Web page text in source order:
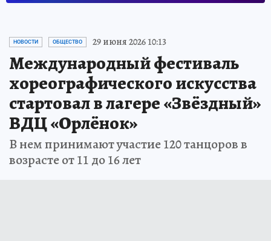
НОВОСТИ ОБЩЕСТВО 29 июня 2026 10:13
Международный фестиваль
хореографического искусства
стартовал в лагере «Звёздный»
ВДЦ «Орлёнок»
В нем принимают участие 120 танцоров в
возрасте от 11 до 16 лет